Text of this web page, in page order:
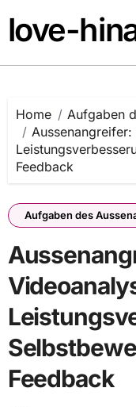
content
love-
Home
Aufgaben
Feedback
Aufgaben des
Feedback